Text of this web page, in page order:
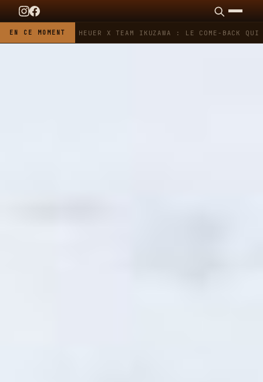
EN CE MOMENTTAG HEUER X TEAM IKUZAWA : LE COME-BACK QUI